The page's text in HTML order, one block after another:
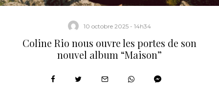
10 octobre 2025 - 14h34
Coline Rio nous ouvre les portes de son
nouvel album “Maison”